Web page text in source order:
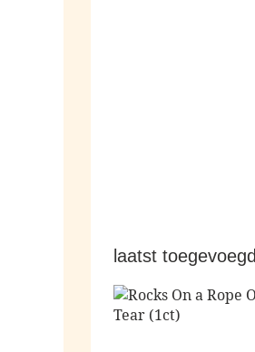
laatst toegevoegd